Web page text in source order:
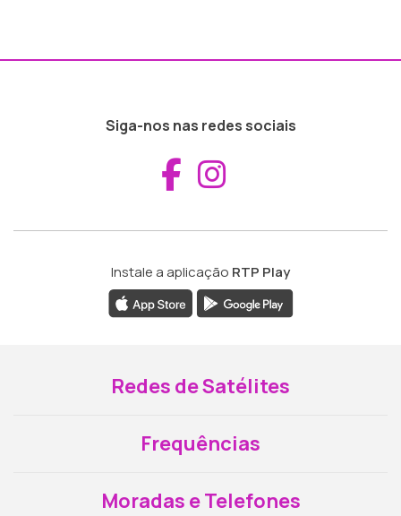
Siga-nos nas redes sociais
Aceder ao
Instale a aplicação RTP Play
Redes de Satélites
Frequências
Moradas e Telefones